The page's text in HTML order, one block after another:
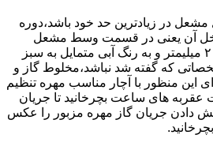
در زیادترین حد خود باشد،دوره
آن یعنی در قسمت وسط مشعل
ارتفاع شعله باید در حدود ۲۰ میلیمتر و به رنگ آبی متمایل به سبز
که گفته شد نباشد،مخلوط گاز و
این منظور با آچار مناسب مهره تنظیم
عقربه های ساعت بچرخانید تا جریان
دادن جریان گاز مهره مزبور را عکس